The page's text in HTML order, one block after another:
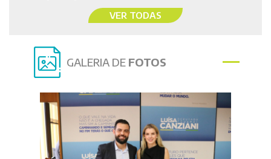
VER TODAS
GALERIA DE FOTOS